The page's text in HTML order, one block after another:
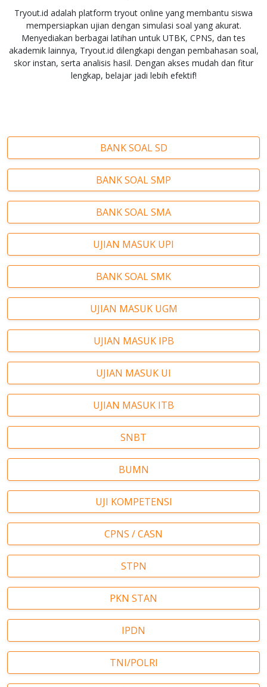
Tryout.id adalah platform tryout online yang membantu siswa
mempersiapkan ujian dengan simulasi soal yang akurat.
Menyediakan berbagai latihan untuk UTBK, CPNS, dan tes
akademik lainnya, Tryout.id dilengkapi dengan pembahasan soal,
skor instan, serta analisis hasil. Dengan akses mudah dan fitur
lengkap, belajar jadi lebih efektif!
BANK SOAL SD
BANK SOAL SMP
BANK SOAL SMA
UJIAN MASUK UPI
BANK SOAL SMK
UJIAN MASUK UGM
UJIAN MASUK IPB
UJIAN MASUK UI
UJIAN MASUK ITB
SNBT
BUMN
UJI KOMPETENSI
CPNS / CASN
STPN
PKN STAN
IPDN
TNI/POLRI